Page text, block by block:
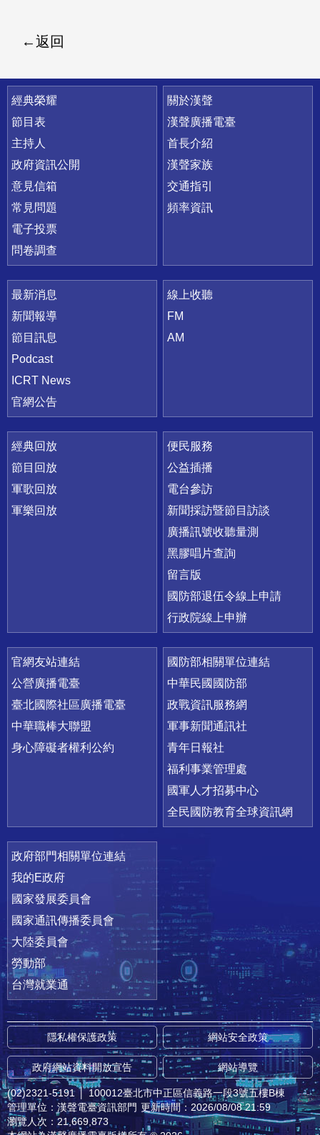
返回
快速連結
經典榮耀
節目表
主持人
政府資訊公開
意見信箱
常見問題
電子投票
問卷調查
關於漢聲
漢聲廣播電臺
首長介紹
漢聲家族
交通指引
頻率資訊
最新消息
新聞報導
節目訊息
Podcast
ICRT News
官網公告
線上收聽
FM
AM
經典回放
節目回放
軍歌回放
軍樂回放
便民服務
公益插播
電台參訪
新聞採訪暨節目訪談
廣播訊號收聽量測
黑膠唱片查詢
留言版
國防部退伍令線上申請
行政院線上申辦
官網友站連結
公營廣播電臺
臺北國際社區廣播電臺
中華職棒大聯盟
身心障礙者權利公約
國防部相關單位連結
中華民國國防部
政戰資訊服務網
軍事新聞通訊社
青年日報社
福利事業管理處
國軍人才招募中心
全民國防教育全球資訊網
政府部門相關單位連結
我的E政府
國家發展委員會
國家通訊傳播委員會
大陸委員會
勞動部
台灣就業通
隱私權保護政策 網站安全政策
政府網站資料開放宣告 網站導覽
(02)2321-5191 │ 100012臺北市中正區信義路一段3號五樓B棟
管理單位：漢聲電臺資訊部門 更新時間：2026/08/08 21:59
瀏覽人次：21,669,873